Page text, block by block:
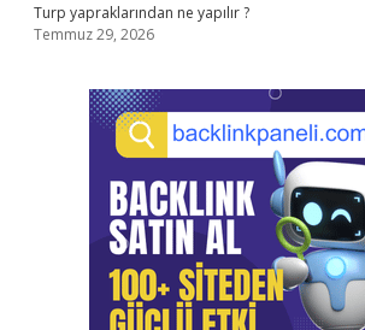
Turp yapraklarından ne yapılır ?
Temmuz 29, 2026